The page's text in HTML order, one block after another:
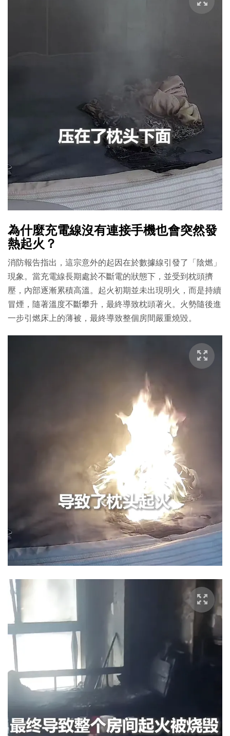
為什麼充電線沒有連接手機也會突然發
熱起火？
消防報告指出，這宗意外的起因在於數據線引發了「陰燃」
現象。當充電線長期處於不斷電的狀態下，並受到枕頭擠
壓，內部逐漸累積高溫。起火初期並未出現明火，而是持續
冒煙，隨著溫度不斷攀升，最終導致枕頭著火。火勢隨後進
一步引燃床上的薄被，最終導致整個房間嚴重燒毀。